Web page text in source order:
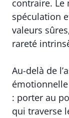
contraire. Le
spéculation
valeurs
rareté
Au-delà de
: porter au
qui traverse